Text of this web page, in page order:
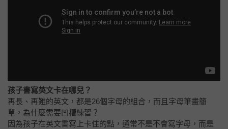
孩子書寫英文卡在哪兒？
再長、再難的英文，都是26個字母的組合，而且字母筆畫簡
單，為什麼需要凹槽練習？
因為孩子在英文書寫上卡住的點，通常不是不會寫字母，而是